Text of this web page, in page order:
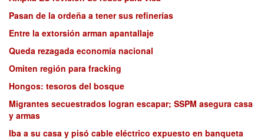
Pasan de la ordeña a tener sus refinerías
Entre la extorsión arman apantallaje
Queda rezagada economía nacional
Omiten región para fracking
Hongos: tesoros del bosque
Migrantes secuestrados logran escapar; SSPM asegura casa
y armas
Iba a su casa y pisó cable eléctrico expuesto en banqueta